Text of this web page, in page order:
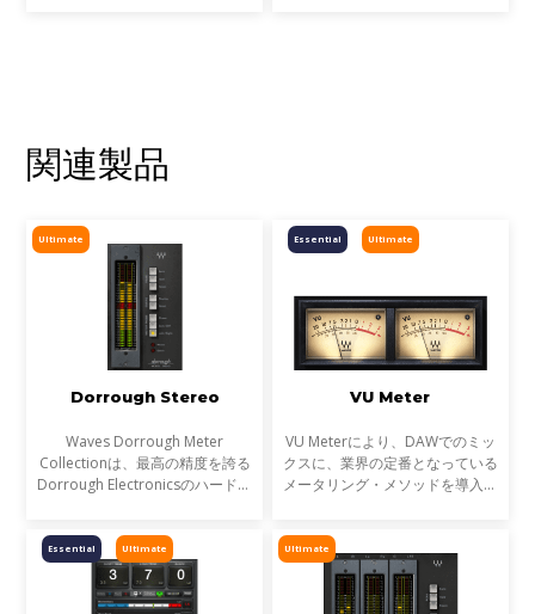
関連製品
Ultimate
Dorrough Stereo
Waves Dorrough Meter
Collectionは、最高の精度を誇る
Dorrough Electronicsのハードウ
にモデリングした、プロフェッシ
ョナルなメーター・プラグインで
す。 Dorr
Ultimate
Essential
VU Meter
VU Meterにより、DAWでのミッ
クスに、業界の定番となっている
メータリング・メソッドを導入す
適なレベル、十分なヘッドルー
ム、そしてクリアなミックスを
Ultimate
Essential Ultimate